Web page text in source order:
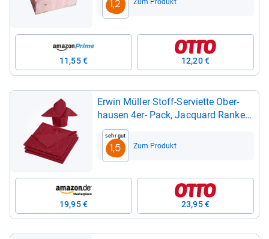
1,2 Zum Produkt
11,55 € 12,20 €
Erwin Mül­ler Stoff-​Ser­vi­ette Ober­
hau­sen 4er-​ Pack, Jac­quard Ran­ken
Rubin Größe 50x50 cm
Sehr gut
1,5 Zum Produkt
19,95 € 23,95 €